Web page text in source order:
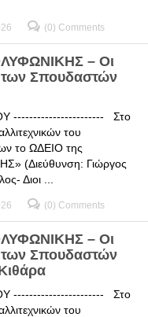
(0) Comments
– Οι
των Σπουδαστών
----------------------- Στο
του
το ΩΔΕΙΟ της
(Διεύθυνση: Γιώργος
Διοι ...
(0) Comments
– Οι
των Σπουδαστών
----------------------- Στο
του